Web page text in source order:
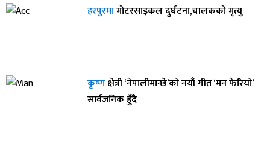
हरपुरमामोटरसाइकल दुर्घटना,चालकको मृत्यु
कृष्णक्षेत्री ‘नेपालीमान्छे’को नयाँ गीत ‘मन फेरियो’
सार्वजनिक हुँदै